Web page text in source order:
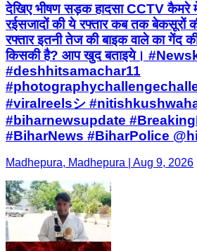
देखिए भीषण सड़क हादसा CCTV कैमरे
रईसजादों की ये रफ्तार कब तक बेकसूरों
रफ्तार इतनी तेज की बाइक वाले का गेंद
किसकी है? आप खुद बताइये।
#deshhitsamachar11
#viralreelsシ
#biharnewsupdate
#BiharNews #BiharPolice
Madhepura, Madhepura | Aug 9, 2026